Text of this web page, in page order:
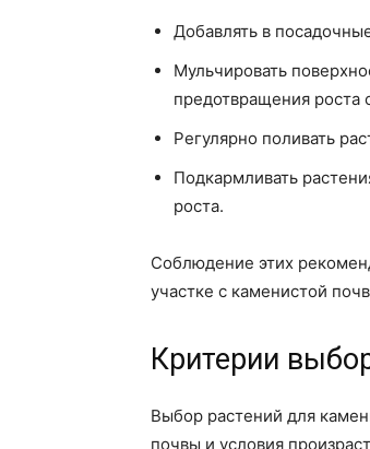
Добавлять в
Мульчировать
предотвращения роста
Регулярно поливать
Подкармливать
роста.
Соблюдение этих
участке с каменистой
Критерии
Выбор растений для
почвы и условия